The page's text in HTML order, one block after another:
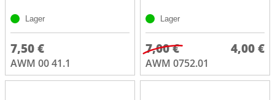
Lager
7,50 €
AWM 00 41.1
Lager
7,00 € 4,00 €
AWM 0752.01